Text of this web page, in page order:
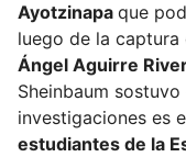
Ayotzinapa que
luego de la
Ángel Aguirre
Sheinbaum
investigaciones es
estudiantes de la